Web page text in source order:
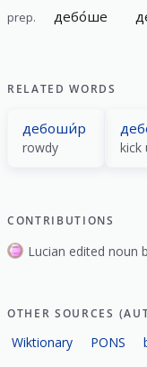
prep. дебо́ше
RELATED WORDS
дебоши́р
rowdy kick
CONTRIBUTIONS
Lucian edited noun
OTHER SOURCES
Wiktionary PONS